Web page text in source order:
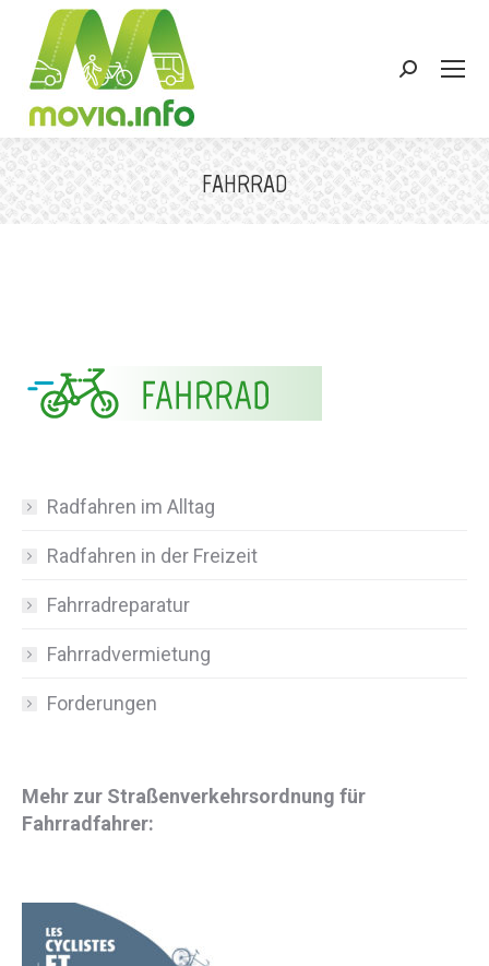
Search:
FAHRRAD
Sie befinden sich hier:
Radfahren im Alltag
Radfahren in der Freizeit
Fahrradreparatur
Fahrradvermietung
Forderungen
Mehr zur Straßenverkehrsordnung für
Fahrradfahrer: